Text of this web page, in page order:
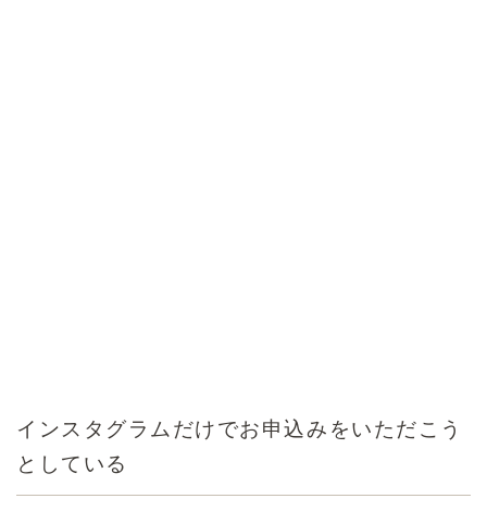
インスタグラムだけでお申込みをいただこう
としている